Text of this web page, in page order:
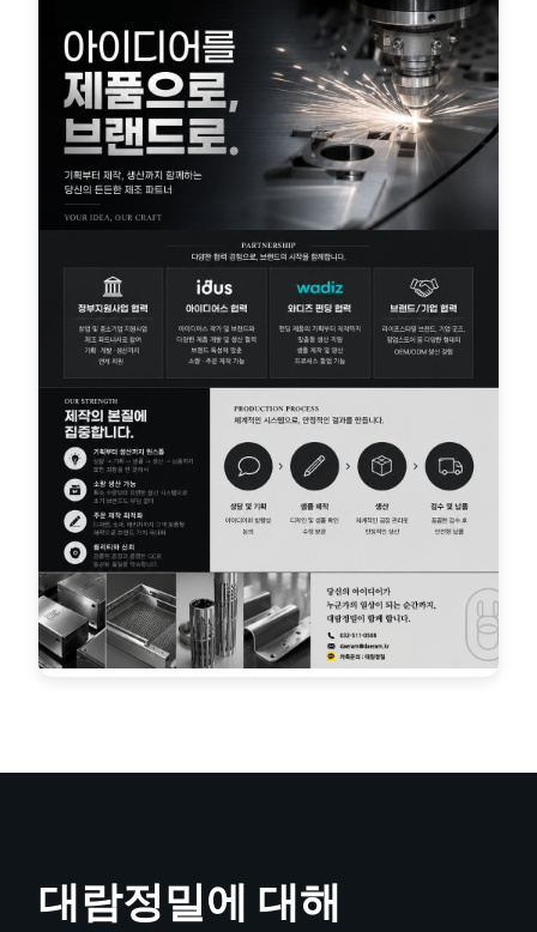
캠핑용품
조리용품 & 용기
대람정밀에 대해